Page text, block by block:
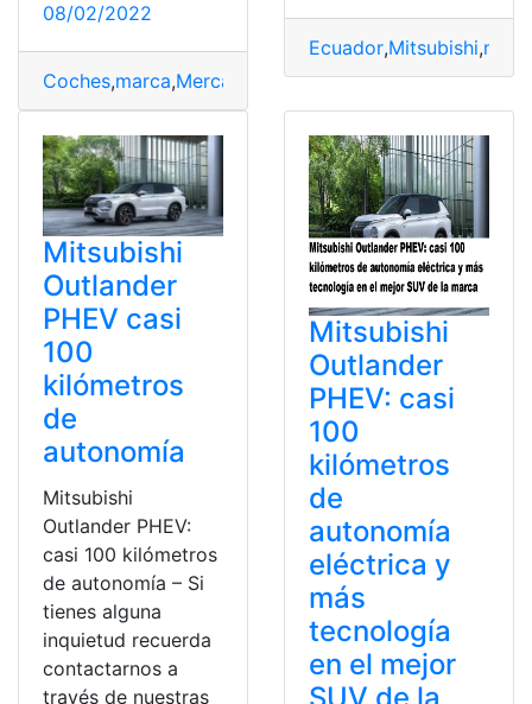
08/02/2022
Coches,marca,Mercado Mitsubishi,Modelo
Ecuador,Mitsubishi,
Mitsubishi
Outlander
PHEV casi
100
kilómetros
de
autonomía
Mitsubishi
Outlander PHEV:
casi 100 kilómetros
de autonomía – Si
tienes alguna
inquietud recuerda
contactarnos a
través de nuestras
Mitsubishi
Outlander
PHEV: casi
100
kilómetros
de
autonomía
eléctrica y
más
tecnología
en el mejor